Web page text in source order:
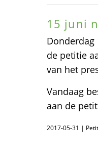
15 juni
de petitie
van het
Vandaag
aan de
2017-05-31 |